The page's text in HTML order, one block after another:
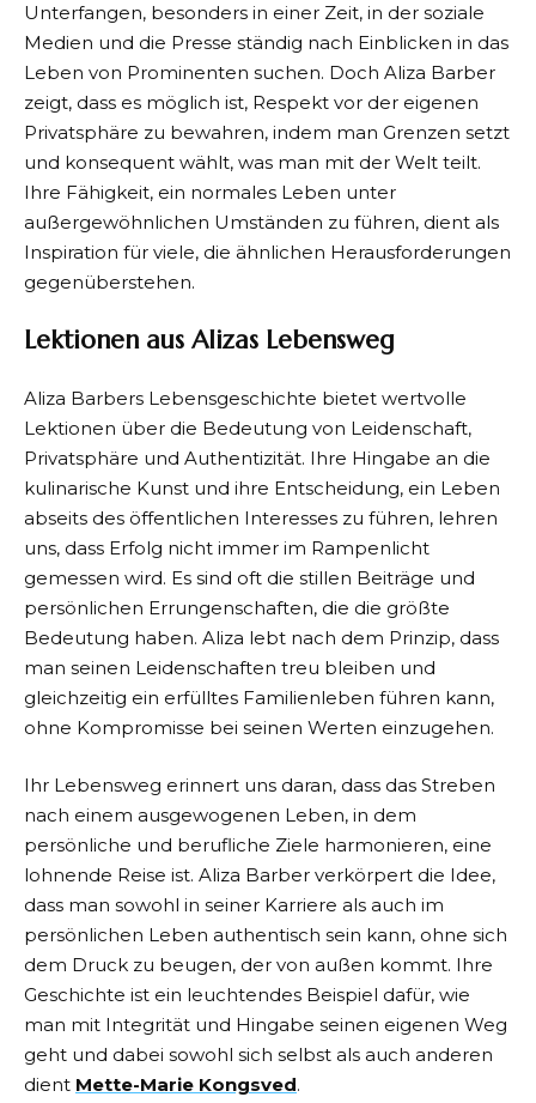
Unterfangen, besonders in einer Zeit, in der soziale
Medien und die Presse ständig nach Einblicken in das
Leben von Prominenten suchen. Doch Aliza Barber
zeigt, dass es möglich ist, Respekt vor der eigenen
Privatsphäre zu bewahren, indem man Grenzen setzt
und konsequent wählt, was man mit der Welt teilt.
Ihre Fähigkeit, ein normales Leben unter
außergewöhnlichen Umständen zu führen, dient als
Inspiration für viele, die ähnlichen Herausforderungen
gegenüberstehen.
Lektionen aus Alizas Lebensweg
Aliza Barbers Lebensgeschichte bietet wertvolle
Lektionen über die Bedeutung von Leidenschaft,
Privatsphäre und Authentizität. Ihre Hingabe an die
kulinarische Kunst und ihre Entscheidung, ein Leben
abseits des öffentlichen Interesses zu führen, lehren
uns, dass Erfolg nicht immer im Rampenlicht
gemessen wird. Es sind oft die stillen Beiträge und
persönlichen Errungenschaften, die die größte
Bedeutung haben. Aliza lebt nach dem Prinzip, dass
man seinen Leidenschaften treu bleiben und
gleichzeitig ein erfülltes Familienleben führen kann,
ohne Kompromisse bei seinen Werten einzugehen.
Ihr Lebensweg erinnert uns daran, dass das Streben
nach einem ausgewogenen Leben, in dem
persönliche und berufliche Ziele harmonieren, eine
lohnende Reise ist. Aliza Barber verkörpert die Idee,
dass man sowohl in seiner Karriere als auch im
persönlichen Leben authentisch sein kann, ohne sich
dem Druck zu beugen, der von außen kommt. Ihre
Geschichte ist ein leuchtendes Beispiel dafür, wie
man mit Integrität und Hingabe seinen eigenen Weg
geht und dabei sowohl sich selbst als auch anderen
dient Mette-Marie Kongsved.